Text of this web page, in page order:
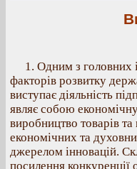
1. Одним з головних
факторів розвитку
виступає діяльність
являє собою
виробництво товарів
економічних та
джерелом інновацій.
посилення